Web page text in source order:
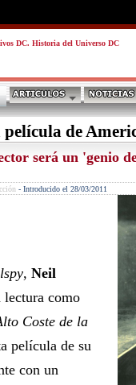
DC. Historia del Universo DC
de
será un 'genio
-Introducido el 28/03/2011
, Neil
lectura como
Coste de la
película de su
con un